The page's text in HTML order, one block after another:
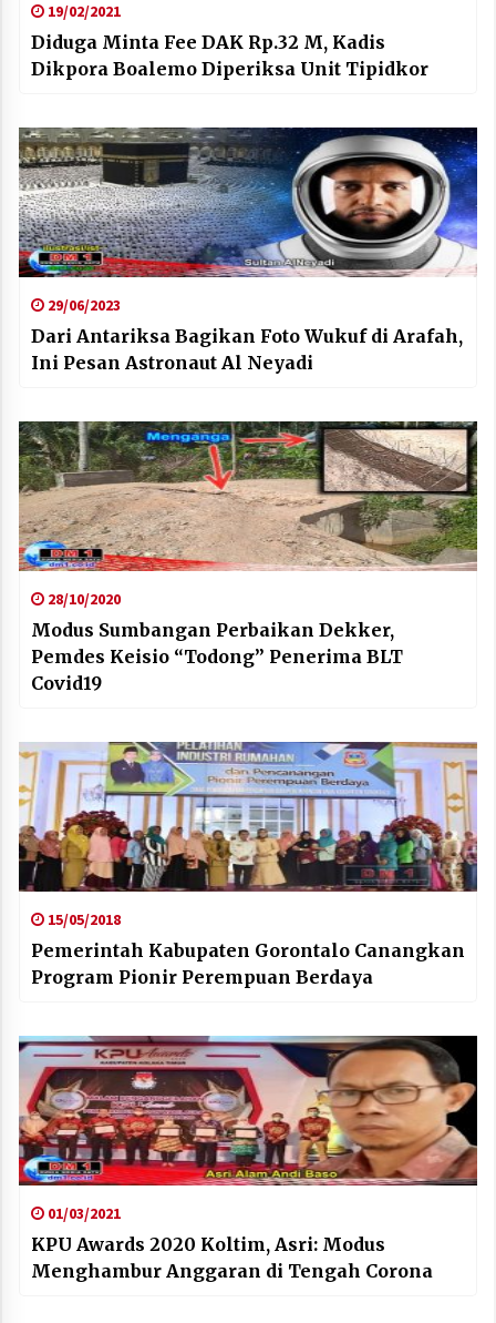
19/02/2021
Diduga Minta Fee DAK Rp.32 M, Kadis
Dikpora Boalemo Diperiksa Unit Tipidkor
29/06/2023
Dari Antariksa Bagikan Foto Wukuf di Arafah,
Ini Pesan Astronaut Al Neyadi
28/10/2020
Modus Sumbangan Perbaikan Dekker,
Pemdes Keisio “Todong” Penerima BLT
Covid19
15/05/2018
Pemerintah Kabupaten Gorontalo Canangkan
Program Pionir Perempuan Berdaya
01/03/2021
KPU Awards 2020 Koltim, Asri: Modus
Menghambur Anggaran di Tengah Corona